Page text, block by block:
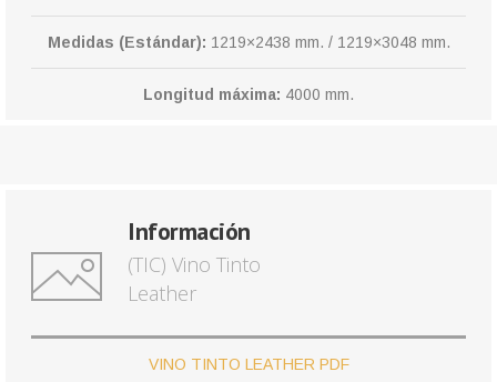
Medidas (Estándar): 1219×2438 mm. / 1219×3048 mm.
Longitud máxima: 4000 mm.
Información
(TIC) Vino Tinto
Leather
VINO TINTO LEATHER PDF